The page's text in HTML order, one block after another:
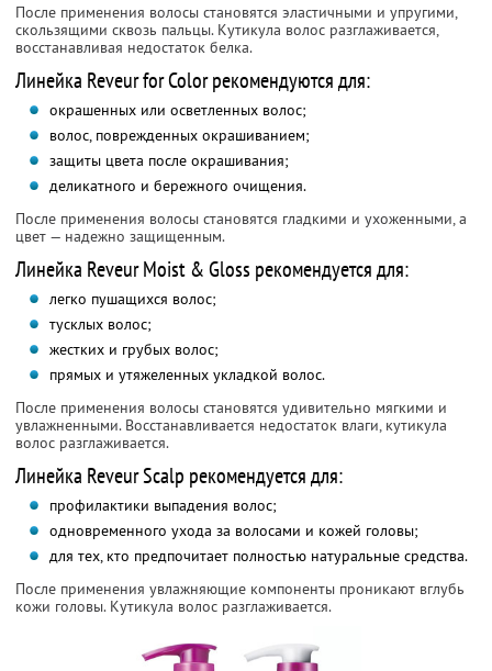
После применения волосы становятся эластичными и упругими,
скользящими сквозь пальцы. Кутикула волос разглаживается,
восстанавливая недостаток белка.
Линейка Reveur for Color рекомендуются для:
окрашенных или осветленных волос;
волос, поврежденных окрашиванием;
защиты цвета после окрашивания;
деликатного и бережного очищения.
После применения волосы становятся гладкими и ухоженными, а
цвет — надежно защищенным.
Линейка Reveur Moist & Gloss рекомендуется для:
легко пушащихся волос;
тусклых волос;
жестких и грубых волос;
прямых и утяжеленных укладкой волос.
После применения волосы становятся удивительно мягкими и
увлажненными. Восстанавливается недостаток влаги, кутикула
волос разглаживается.
Линейка Reveur Scalp рекомендуется для:
профилактики выпадения волос;
одновременного ухода за волосами и кожей головы;
для тех, кто предпочитает полностью натуральные средства.
После применения увлажняющие компоненты проникают вглубь
кожи головы. Кутикула волос разглаживается.